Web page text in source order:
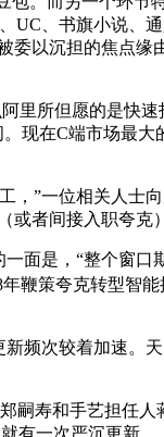
UC、书旗小说、
委以沉担的焦点
里所但愿的是快
现在C端市场最
”一位相关人士
者间接入职夸克
是，“整个窗口
鞭策夸克转型智
次较着加速。
寿和手艺担任人
有一次严沉更新。